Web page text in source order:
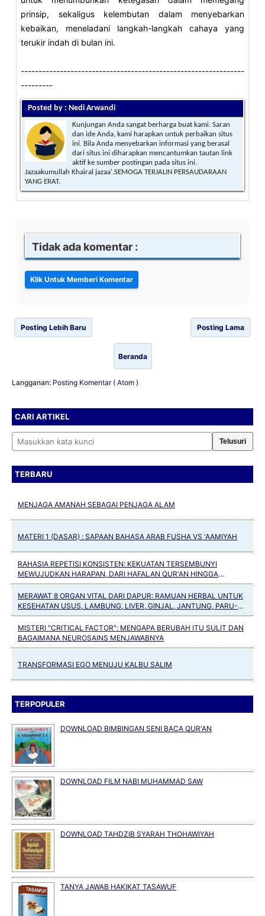
prinsip, sekaligus kelembutan dalam menyebarkan
kebaikan, meneladani langkah-langkah cahaya yang
terukir indah di bulan ini.
---------------------------------------------------------------
---------
Posted by : Nedi Arwandi
Kunjungan Anda sangat berharga buat kami. Saran
dan ide Anda, kami harapkan untuk perbaikan situs
ini. Bila Anda menyebarkan informasi yang berasal
dari situs ini diharapkan mencantumkan tautan link
aktif ke sumber postingan pada situs ini.
Jazaakumullah Khairal jazaa'.SEMOGA TERJALIN PERSAUDARAAN
YANG ERAT.
Tidak ada komentar :
Posting Lebih Baru Posting Lama
Beranda
Langganan: Posting Komentar ( Atom )
CARI ARTIKEL
TERBARU
MENJAGA AMANAH SEBAGAI PENJAGA ALAM
MATERI 1 (DASAR) : SAPAAN BAHASA ARAB FUSHA VS 'AAMIYAH
RAHASIA REPETISI KONSISTEN: KEKUATAN TERSEMBUNYI
MEWUJUDKAN HARAPAN, DARI HAFALAN QUR'AN HINGGA
KEBIASAAN POSITIF
MERAWAT 8 ORGAN VITAL DARI DAPUR: RAMUAN HERBAL UNTUK
KESEHATAN USUS, LAMBUNG, LIVER, GINJAL, JANTUNG, PARU-
PARU, PANKREAS DAN TULANG
MISTERI "CRITICAL FACTOR": MENGAPA BERUBAH ITU SULIT DAN
BAGAIMANA NEUROSAINS MENJAWABNYA
TRANSFORMASI EGO MENUJU KALBU SALIM
TERPOPULER
DOWNLOAD BIMBINGAN SENI BACA QUR'AN
DOWNLOAD FILM NABI MUHAMMAD SAW
DOWNLOAD TAHDZIB SYARAH THOHAWIYAH
TANYA JAWAB HAKIKAT TASAWUF